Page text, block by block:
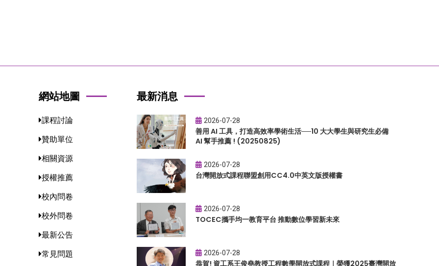
網站地圖
課程討論
贊助單位
相關資源
授權推薦
校內問卷
校外問卷
最新公告
常見問題
最新消息
2026-07-28
善用 AI 工具，打造高效率學術生活──10 大大學生與研究生必備
AI 幫手推薦 ! (20250825)
2026-07-28
台灣開放式課程聯盟創用CC4.0中英文版授權書
2026-07-28
TOCEC攜手均一教育平台 推動數位學習新未來
2026-07-28
恭賀! 資工系王俊堯教授工程數學開放式課程｜榮獲2025臺灣開放